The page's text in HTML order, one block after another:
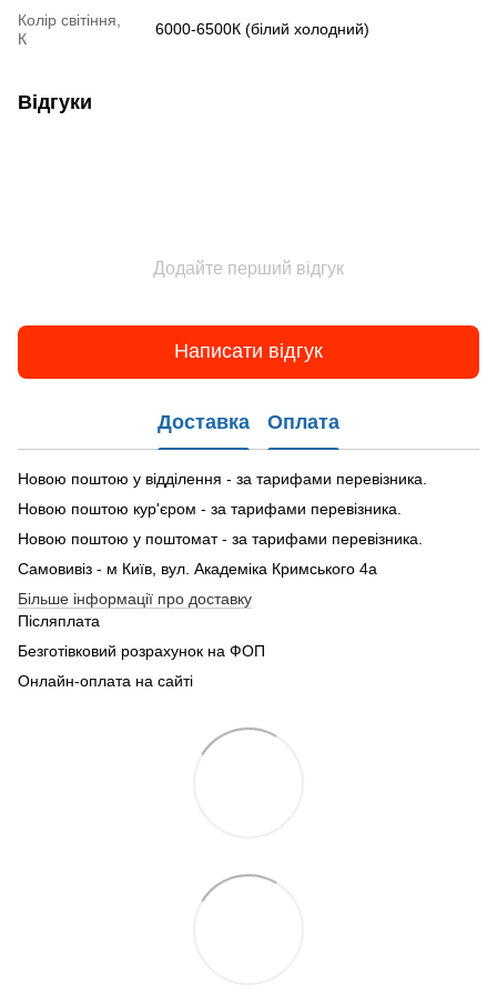
Колір світіння,
К
6000-6500К (білий холодний)
Відгуки
Додайте перший відгук
Написати відгук
Доставка Оплата
Новою поштою у відділення - за тарифами перевізника.
Новою поштою кур'єром - за тарифами перевізника.
Новою поштою у поштомат - за тарифами перевізника.
Самовивіз - м Київ, вул. Академіка Кримського 4а
Більше інформації про доставку
Післяплата
Безготівковий розрахунок на ФОП
Онлайн-оплата на сайті